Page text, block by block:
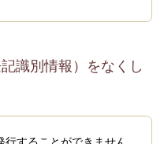
識別情報）をなくし